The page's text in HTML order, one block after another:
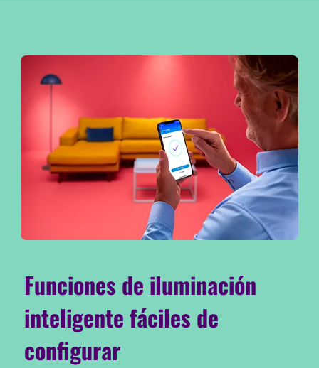
Funciones de iluminación
inteligente fáciles de
configurar